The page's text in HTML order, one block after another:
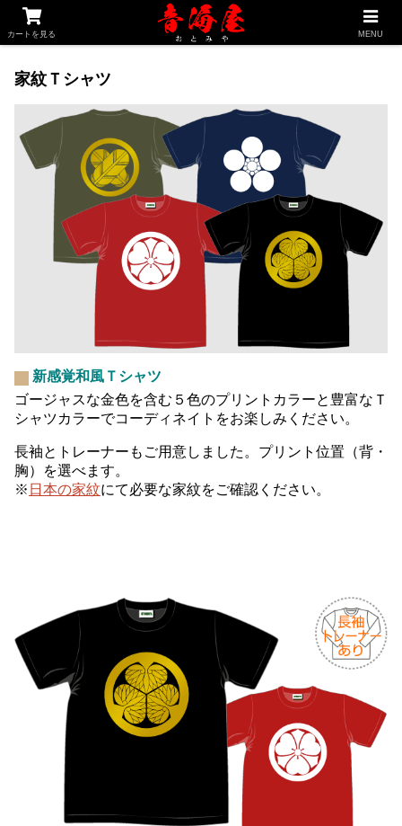
釣り専科 家紋専科 千社札専科 買物かご
家紋Ｔシャツ
新感覚和風Ｔシャツ
ゴージャスな金色を含む５色のプリントカラーと豊富なＴ
シャツカラーでコーディネイトをお楽しみください。
長袖とトレーナーもご用意しました。プリント位置（背・
胸）を選べます。
※ 日本の家紋にて必要な家紋をご確認ください。
カートを見る MENU